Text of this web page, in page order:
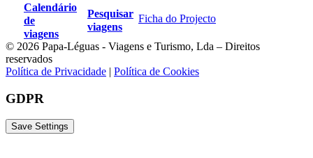
Calendário
de
viagens
Pesquisar
viagens
Ficha do Projecto
© 2026 Papa-Léguas - Viagens e Turismo, Lda – Direitos
reservados
Política de Privacidade | Política de Cookies
GDPR